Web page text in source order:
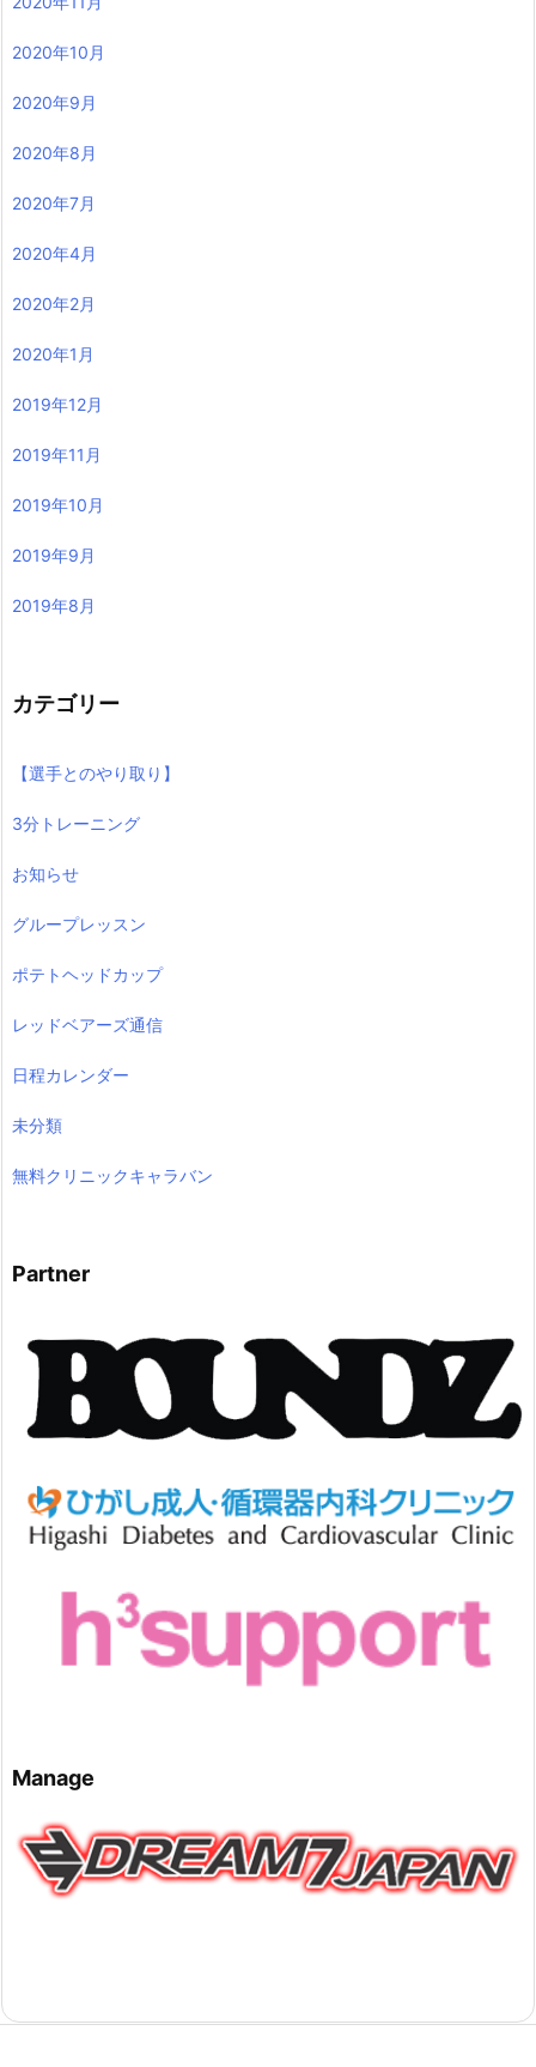
2020年10月
2020年9月
2020年8月
2020年7月
2020年4月
2020年2月
2020年1月
2019年12月
2019年11月
2019年10月
2019年9月
2019年8月
カテゴリー
【選手とのやり取り】
3分トレーニング
お知らせ
グループレッスン
ポテトヘッドカップ
レッドベアーズ通信
日程カレンダー
未分類
無料クリニックキャラバン
Partner
Manage